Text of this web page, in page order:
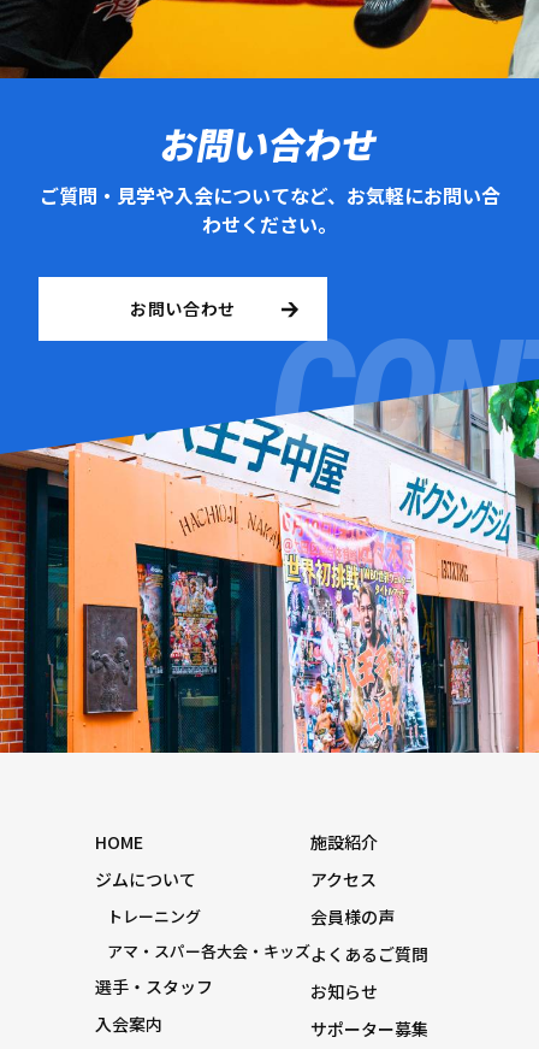
お問い合わせ
ご質問・見学や入会についてなど、お気軽にお問い合
わせください。
お問い合わせ
HOME
ジムについて
トレーニング
アマ・スパー各大会・キッズ
選手・スタッフ
入会案内
施設紹介
アクセス
会員様の声
よくあるご質問
お知らせ
サポーター募集